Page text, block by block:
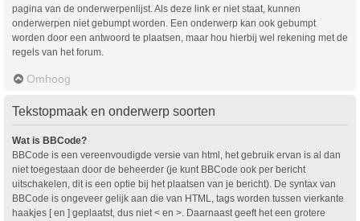
pagina van de onderwerpenlijst. Als deze link er niet staat, kunnen
onderwerpen niet gebumpt worden. Een onderwerp kan ook gebumpt
worden door een antwoord te plaatsen, maar hou hierbij wel rekening met de
regels van het forum.
Omhoog
Tekstopmaak en onderwerp soorten
Wat is BBCode?
BBCode is een vereenvoudigde versie van html, het gebruik ervan is al dan
niet toegestaan door de beheerder (je kunt BBCode ook per bericht
uitschakelen, dit is een optie bij het plaatsen van je bericht). De syntax van
BBCode is ongeveer gelijk aan die van HTML, tags worden tussen vierkante
haakjes [ en ] geplaatst, dus niet < en >. Daarnaast geeft het een grotere